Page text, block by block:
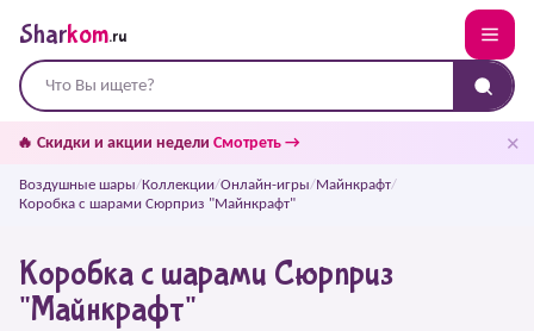
Sharkom.ru
🔥 Скидки и акции недели Смотреть → ✕
Воздушные шары/Коллекции/Онлайн-игры/Майнкрафт/
Коробка с шарами Сюрприз "Майнкрафт"
Коробка с шарами Сюрприз
"Майнкрафт"